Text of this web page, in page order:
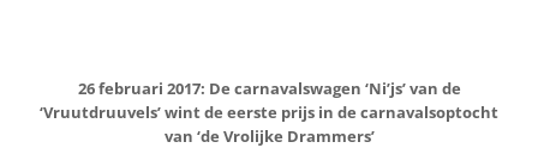
26 februari 2017: De carnavalswagen ‘Ni’js’ van de
‘Vruutdruuvels’ wint de eerste prijs in de carnavalsoptocht
van ‘de Vrolijke Drammers’